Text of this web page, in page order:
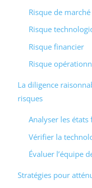
Risque de marché
Risque
Risque financier
Risque
La diligence
risques
Analyser les états
Vérifier la
Évaluer l’équipe
Stratégies pour